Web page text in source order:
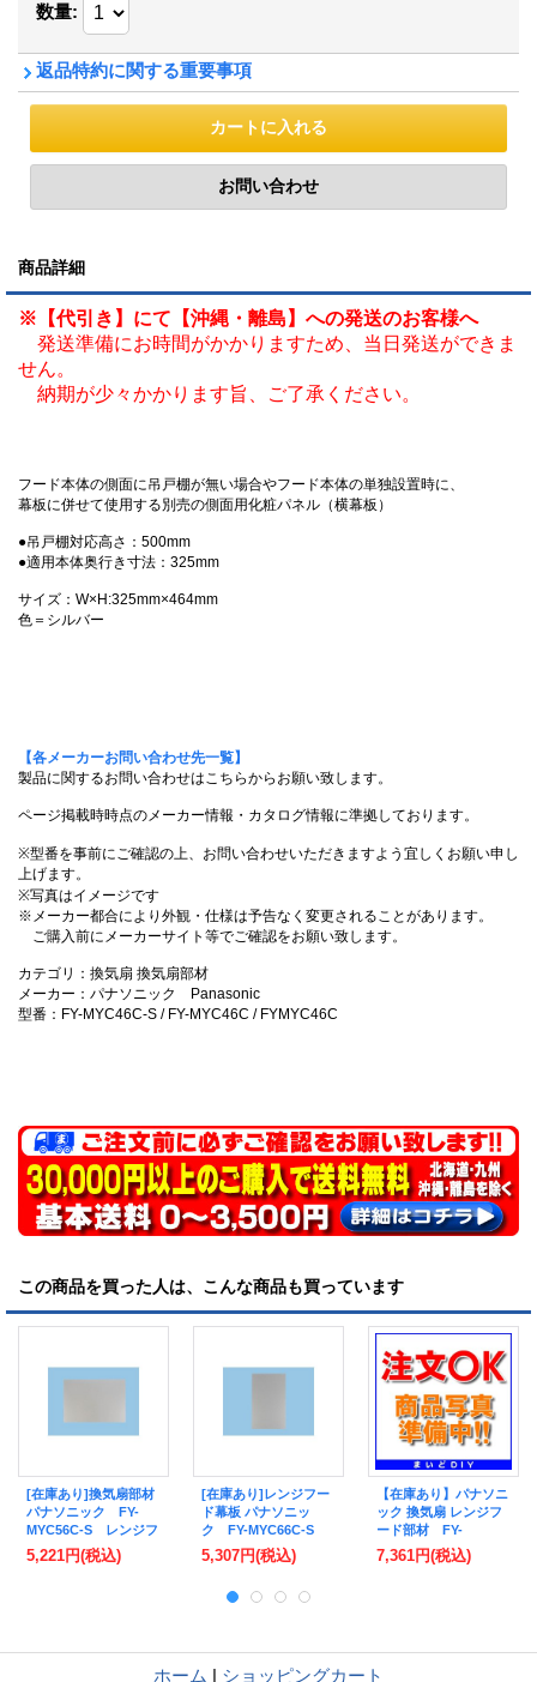
数量:
返品特約に関する重要事項
商品詳細
※【代引き】にて【沖縄・離島】への発送のお客様へ
発送準備にお時間がかかりますため、当日発送ができま
せん。
納期が少々かかります旨、ご了承ください。
フード本体の側面に吊戸棚が無い場合やフード本体の単独設置時に、
幕板に併せて使用する別売の側面用化粧パネル（横幕板）
●吊戸棚対応高さ：500mm
●適用本体奥行き寸法：325mm
サイズ：W×H:325mm×464mm
色＝シルバー
【各メーカーお問い合わせ先一覧】
製品に関するお問い合わせはこちらからお願い致します。
ページ掲載時時点のメーカー情報・カタログ情報に準拠しております。
※型番を事前にご確認の上、お問い合わせいただきますよう宜しくお願い申し
上げます。
※写真はイメージです
※メーカー都合により外観・仕様は予告なく変更されることがあります。
ご購入前にメーカーサイト等でご確認をお願い致します。
カテゴリ：換気扇 換気扇部材
メーカー：パナソニック Panasonic
型番：FY-MYC46C-S / FY-MYC46C / FYMYC46C
この商品を買った人は、こんな商品も買っています
[在庫あり]換気扇部材
パナソニック FY-
MYC56C-S レンジフ
ード用横幕板 エコナ
ビ搭載フラット形 レ
5,221円(税込)
[在庫あり]レンジフー
ド幕板 パナソニッ
ク FY-MYC66C-S
レンジフード部材 横
幕板 エコナビ・フラ
5,307円(税込)
【在庫あり】パナソニ
ック 換気扇 レンジフ
ード部材 FY-
MYCSL-S スライド
横幕板 [☆2]
7,361円(税込)
ホーム | ショッピングカート